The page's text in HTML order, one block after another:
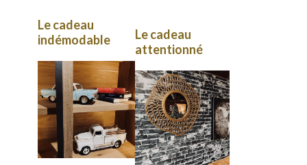
Le cadeau
indémodable
Le cadeau
attentionné